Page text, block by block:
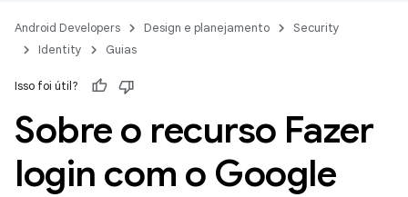
Android Developers Design e planejamento
Security
Identity
Guias
Isso foi útil?
Sobre o recurso Fazer
login com o Google